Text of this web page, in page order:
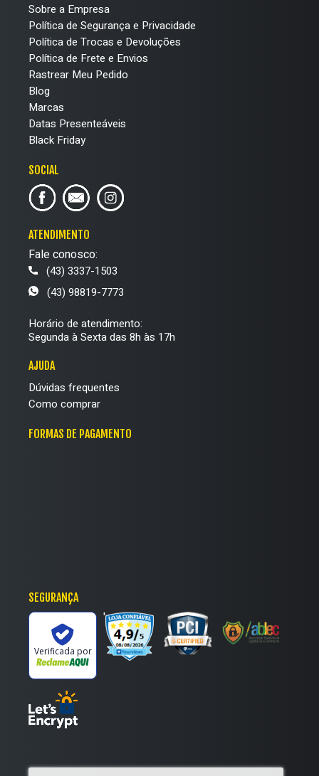
Sobre a Empresa
Política de Segurança e Privacidade
Política de Trocas e Devoluções
Política de Frete e Envios
Rastrear Meu Pedido
Blog
Marcas
Datas Presenteáveis
Black Friday
SOCIAL
ATENDIMENTO
Fale conosco:
(43) 3337-1503
(43) 98819-7773
Horário de atendimento:
Segunda à Sexta das 8h às 17h
AJUDA
Dúvidas frequentes
Como comprar
FORMAS DE PAGAMENTO
SEGURANÇA
Verificada por
'